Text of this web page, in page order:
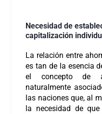
Necesidad de
capitalización
La relación entre
es tan de la esencia
el concepto de
naturalmente
las naciones que, al
la necesidad de